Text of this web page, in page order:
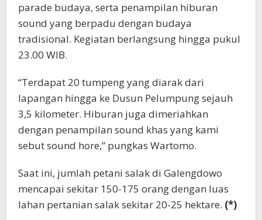
parade budaya, serta penampilan hiburan
sound yang berpadu dengan budaya
tradisional. Kegiatan berlangsung hingga pukul
23.00 WIB.
“Terdapat 20 tumpeng yang diarak dari
lapangan hingga ke Dusun Pelumpung sejauh
3,5 kilometer. Hiburan juga dimeriahkan
dengan penampilan sound khas yang kami
sebut sound hore,” pungkas Wartomo.
Saat ini, jumlah petani salak di Galengdowo
mencapai sekitar 150-175 orang dengan luas
lahan pertanian salak sekitar 20-25 hektare. (*)